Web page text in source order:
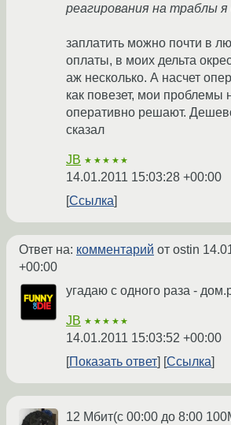
реагирования на траблы я
заплатить можно почти в
оплаты, в моих дельта
аж несколько. А насчет
как повезет, мои проблемы
оперативно решают.
сказал
JB ★★★★★
14.01.2011 15:03:28 +00:00
Ссылка
Ответ на: комментарий от ostin
+00:00
угадаю с одного раза -
JB ★★★★★
14.01.2011 15:03:52 +00:00
Показать ответ
Ссылка
12 Мбит(с 00:00 до 8:00